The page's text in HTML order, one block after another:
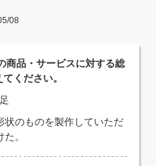
08
商品・サービスに対する総
ください。
状のものを製作していただ
。